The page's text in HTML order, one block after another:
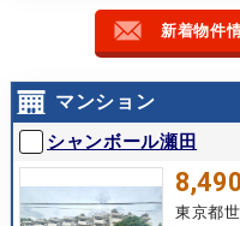
新着物件
マンション
シャンボール瀬田
東京都